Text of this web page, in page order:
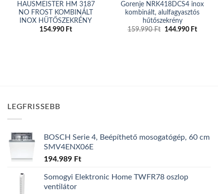
HAUSMEISTER HM 3187
NO FROST KOMBINÁLT
INOX HÜTŐSZEKRÉNY
154.990 Ft
Gorenje NRK418DCS4 inox
kombinált, alulfagyasztós
hűtőszekrény
159.990Ft
Original
144.990 Ft
LEGFRISSEBB
BOSCH Serie 4, Beépíthető mosogatógép, 60 cm
SMV4ENX06E
194.989 Ft
Somogyi Elektronic Home TWFR78 oszlop
ventilátor